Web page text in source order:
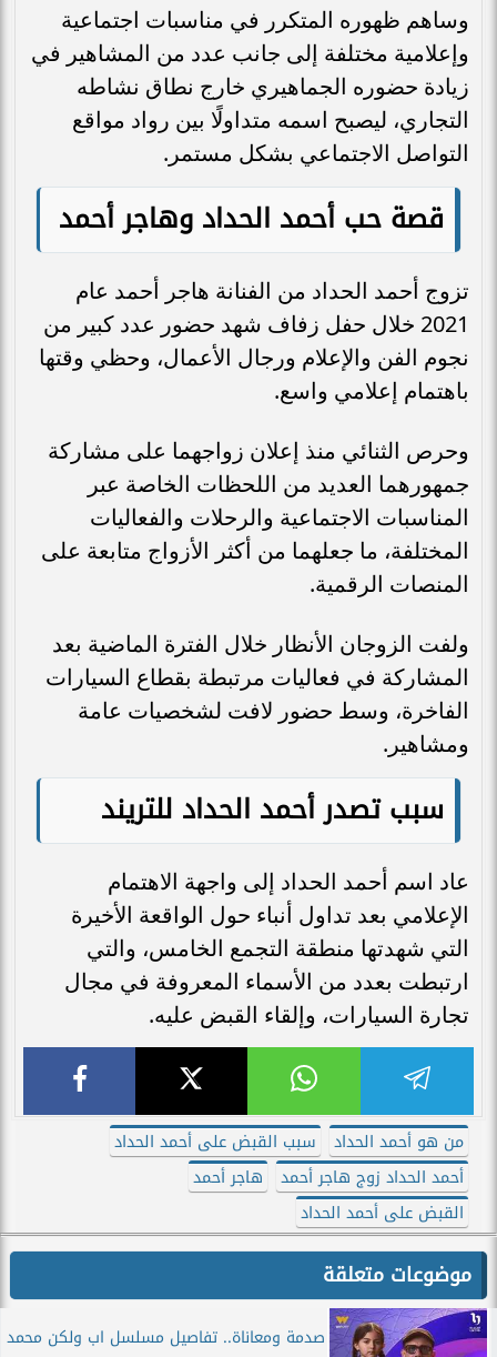
وساهم ظهوره المتكرر في مناسبات اجتماعية
وإعلامية مختلفة إلى جانب عدد من المشاهير في
زيادة حضوره الجماهيري خارج نطاق نشاطه
التجاري، ليصبح اسمه متداولًا بين رواد مواقع
التواصل الاجتماعي بشكل مستمر.
قصة حب أحمد الحداد وهاجر أحمد
تزوج أحمد الحداد من الفنانة هاجر أحمد عام
2021 خلال حفل زفاف شهد حضور عدد كبير من
نجوم الفن والإعلام ورجال الأعمال، وحظي وقتها
باهتمام إعلامي واسع.
وحرص الثنائي منذ إعلان زواجهما على مشاركة
جمهورهما العديد من اللحظات الخاصة عبر
المناسبات الاجتماعية والرحلات والفعاليات
المختلفة، ما جعلهما من أكثر الأزواج متابعة على
المنصات الرقمية.
ولفت الزوجان الأنظار خلال الفترة الماضية بعد
المشاركة في فعاليات مرتبطة بقطاع السيارات
الفاخرة، وسط حضور لافت لشخصيات عامة
ومشاهير.
سبب تصدر أحمد الحداد للتريند
عاد اسم أحمد الحداد إلى واجهة الاهتمام
الإعلامي بعد تداول أنباء حول الواقعة الأخيرة
التي شهدتها منطقة التجمع الخامس، والتي
ارتبطت بعدد من الأسماء المعروفة في مجال
تجارة السيارات، وإلقاء القبض عليه.
من هو أحمد الحداد
سبب القبض على أحمد الحداد
أحمد الحداد زوج هاجر أحمد
هاجر أحمد
القبض على أحمد الحداد
موضوعات متعلقة
صدمة ومعاناة.. تفاصيل مسلسل اب ولكن محمد